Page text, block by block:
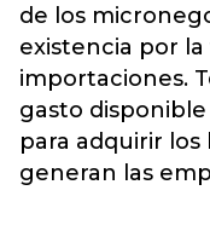
de los
existencia por la
importaciones.
gasto
para adquirir los
generan las